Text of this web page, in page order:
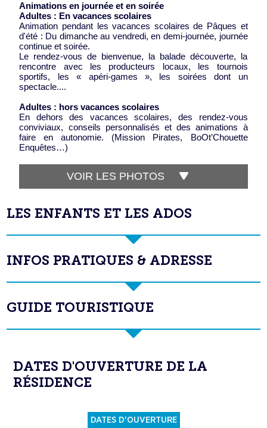
Animations en journée et en soirée
Adultes : En vacances scolaires
Animation pendant les vacances scolaires de Pâques et
d'été : Du dimanche au vendredi, en demi-journée, journée
continue et soirée.
Le rendez-vous de bienvenue, la balade découverte, la
rencontre avec les producteurs locaux, les tournois
sportifs, les « apéri-games », les soirées dont un
spectacle....
Adultes : hors vacances scolaires
En dehors des vacances scolaires, des rendez-vous
conviviaux, conseils personnalisés et des animations à
faire en autonomie. (Mission Pirates, BoOt’Chouette
Enquêtes…)
VOIR LES PHOTOS
LES ENFANTS ET LES ADOS
INFOS PRATIQUES & ADRESSE
GUIDE TOURISTIQUE
DATES D'OUVERTURE DE LA
RÉSIDENCE
DATES D'OUVERTURE